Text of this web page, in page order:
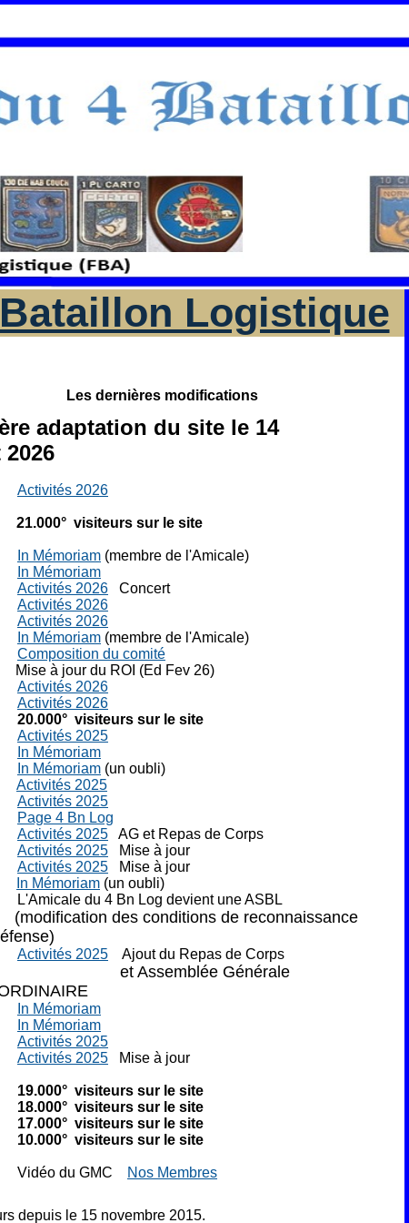
Logistique
Les dernières modifications
adaptation du site le 14
Activités 2026
21.000° visiteurs sur le site
In Mémoriam (membre de l'Amicale)
In Mémoriam
Activités 2026 Concert
Activités 2026
Activités 2026
In Mémoriam (membre de l'Amicale)
Composition du comité
jour du ROI (Ed Fev 26)
Activités 2026
Activités 2026
20.000° visiteurs sur le site
Activités 2025
In Mémoriam
In Mémoriam (un oubli)
Activités 2025
Activités 2025
Page 4 Bn Log
Activités 2025 AG et Repas de Corps
Activités 2025 Mise à jour
Activités 2025 Mise à jour
In Mémoriam (un oubli)
L'Amicale du 4 Bn Log devient une ASBL
(modification des conditions de reconnaissance
Activités 2025 Ajout du Repas de Corps
et Assemblée Générale
In Mémoriam
In Mémoriam
Activités 2025
Activités 2025 Mise à jour
19.000° visiteurs sur le site
18.000° visiteurs sur le site
17.000° visiteurs sur le site
10.000° visiteurs sur le site
Vidéo du GMC Nos Membres
depuis le 15 novembre 2015.